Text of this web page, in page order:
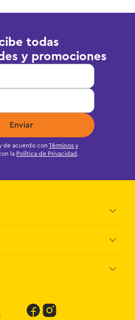
todas
y promociones
Enviar
de acuerdo con Términos y
la Política de Privacidad .